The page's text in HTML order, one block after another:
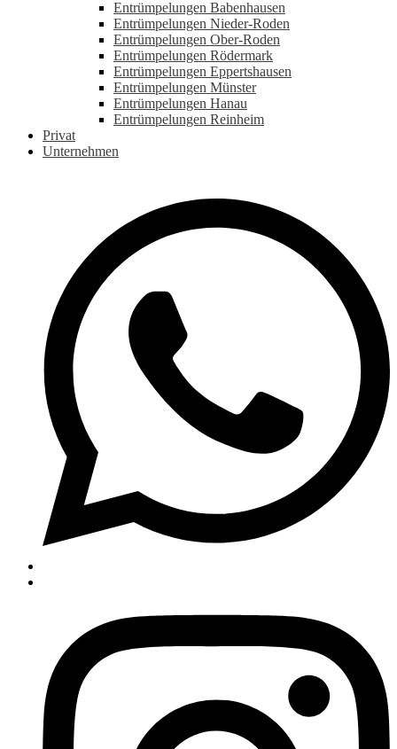
Entrümpelungen Babenhausen
Entrümpelungen Nieder-Roden
Entrümpelungen Ober-Roden
Entrümpelungen Rödermark
Entrümpelungen Eppertshausen
Entrümpelungen Münster
Entrümpelungen Hanau
Entrümpelungen Reinheim
Privat
Unternehmen